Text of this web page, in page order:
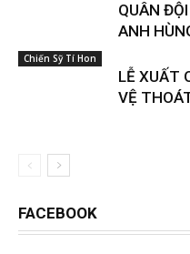
QUÂN
ANH
Chiến Sỹ Tí Hon
LỄ XUẤT
VỆ
FACEBOOK